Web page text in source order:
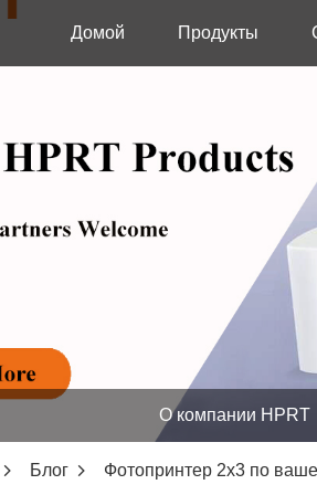
Домой Продукты
О компании HPRT
Блог Фотопринтер 2x3 по